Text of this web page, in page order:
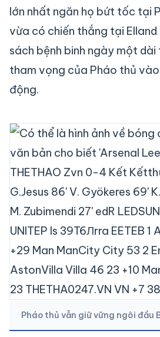
lớn nhất ngăn họ bứt tốc tại
vừa có chiến thắng tại Elland
sách bệnh binh ngày một
tham vọng của Pháo thủ
động.
Pháo thủ vẫn giữ vững ngôi đầu